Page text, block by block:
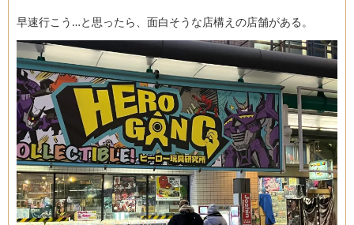
早速行こう…と思ったら、面白そうな店構えの店舗がある。